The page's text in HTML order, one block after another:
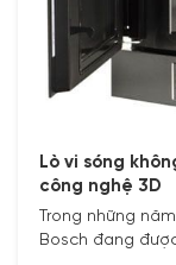
Lò vi sóng
công nghệ 3D
Trong những
Bosch đang